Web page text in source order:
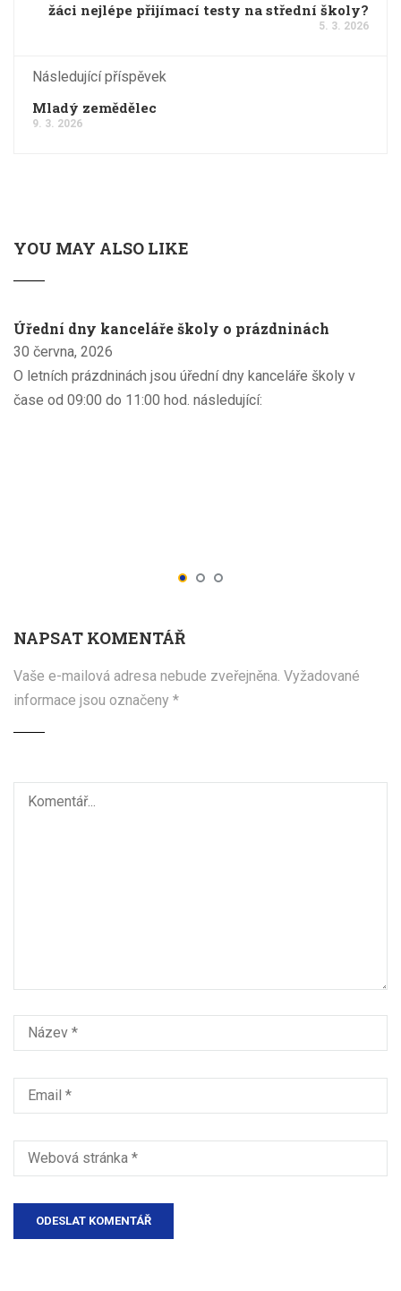
žáci nejlépe přijímací testy na střední školy?
5. 3. 2026
Následující příspěvek
Mladý zemědělec
9. 3. 2026
YOU MAY ALSO LIKE
Úřední dny kanceláře školy o prázdninách
30 června, 2026
O letních prázdninách jsou úřední dny kanceláře školy v
čase od 09:00 do 11:00 hod. následující:
NAPSAT KOMENTÁŘ
Vaše e-mailová adresa nebude zveřejněna. Vyžadované
informace jsou označeny *